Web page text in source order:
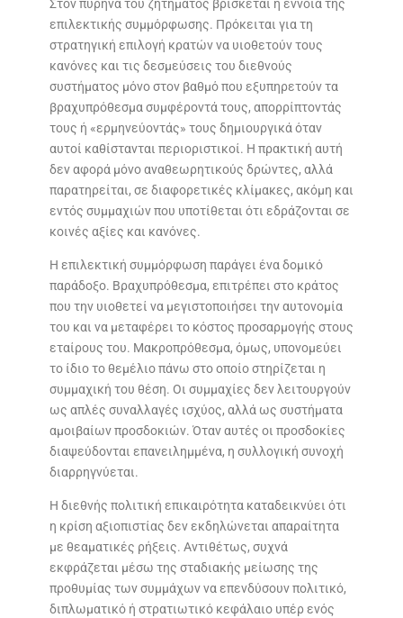
Στον πυρήνα του ζητήματος βρίσκεται η έννοια της
επιλεκτικής συμμόρφωσης. Πρόκειται για τη
στρατηγική επιλογή κρατών να υιοθετούν τους
κανόνες και τις δεσμεύσεις του διεθνούς
συστήματος μόνο στον βαθμό που εξυπηρετούν τα
βραχυπρόθεσμα συμφέροντά τους, απορρίπτοντάς
τους ή «ερμηνεύοντάς» τους δημιουργικά όταν
αυτοί καθίστανται περιοριστικοί. Η πρακτική αυτή
δεν αφορά μόνο αναθεωρητικούς δρώντες, αλλά
παρατηρείται, σε διαφορετικές κλίμακες, ακόμη και
εντός συμμαχιών που υποτίθεται ότι εδράζονται σε
κοινές αξίες και κανόνες.
Η επιλεκτική συμμόρφωση παράγει ένα δομικό
παράδοξο. Βραχυπρόθεσμα, επιτρέπει στο κράτος
που την υιοθετεί να μεγιστοποιήσει την αυτονομία
του και να μεταφέρει το κόστος προσαρμογής στους
εταίρους του. Μακροπρόθεσμα, όμως, υπονομεύει
το ίδιο το θεμέλιο πάνω στο οποίο στηρίζεται η
συμμαχική του θέση. Οι συμμαχίες δεν λειτουργούν
ως απλές συναλλαγές ισχύος, αλλά ως συστήματα
αμοιβαίων προσδοκιών. Όταν αυτές οι προσδοκίες
διαψεύδονται επανειλημμένα, η συλλογική συνοχή
διαρρηγνύεται.
Η διεθνής πολιτική επικαιρότητα καταδεικνύει ότι
η κρίση αξιοπιστίας δεν εκδηλώνεται απαραίτητα
με θεαματικές ρήξεις. Αντιθέτως, συχνά
εκφράζεται μέσω της σταδιακής μείωσης της
προθυμίας των συμμάχων να επενδύσουν πολιτικό,
διπλωματικό ή στρατιωτικό κεφάλαιο υπέρ ενός